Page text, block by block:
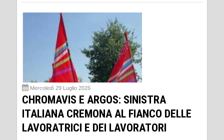
Mercoledì 29 Luglio 2026
CHROMAVIS E ARGOS: SINISTRA
ITALIANA CREMONA AL FIANCO DELLE
LAVORATRICI E DEI LAVORATORI